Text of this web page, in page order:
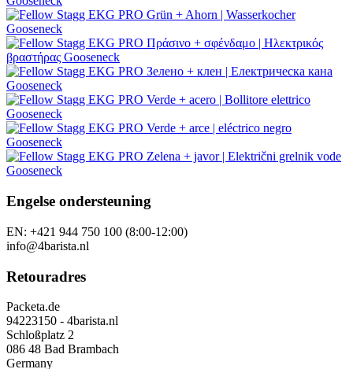
Engelse ondersteuning
EN: +421 944 750 100 (8:00-12:00)
info@4barista.nl
Retouradres
Packeta.de
94223150 - 4barista.nl
Schloßplatz 2
086 48 Bad Brambach
Germany